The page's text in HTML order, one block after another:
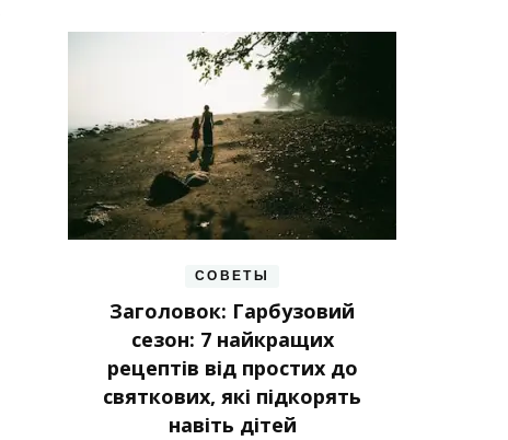
СОВЕТЫ
Заголовок: Гарбузовий
сезон: 7 найкращих
рецептів від простих до
святкових, які підкорять
навіть дітей